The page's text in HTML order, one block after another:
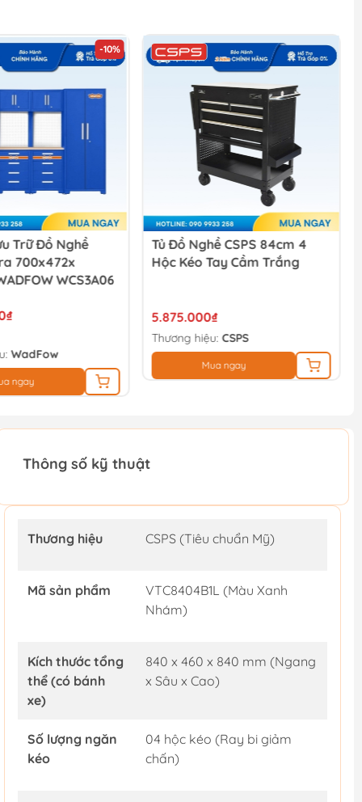
CSPS 84cm 4
Cầm Trắng
ngay
[Sale 8/8] Bộ 3 Tủ Dụng Cụ
CSPS 183cm 5 Hộc Kéo
14.472.000₫
Thương hiệu:CSPS
Mua ngay
Thông số kỹ thuật
Thương hiệu CSPS (Tiêu chuẩn Mỹ)
Mã sản phẩm
VTC8404B1L (Màu Xanh
Nhám)
Kích thước tổng
thể (có bánh
xe)
840 x 460 x 840 mm (Ngang
x Sâu x Cao)
Số lượng ngăn
kéo
04 hộc kéo (Ray bi giảm
chấn)